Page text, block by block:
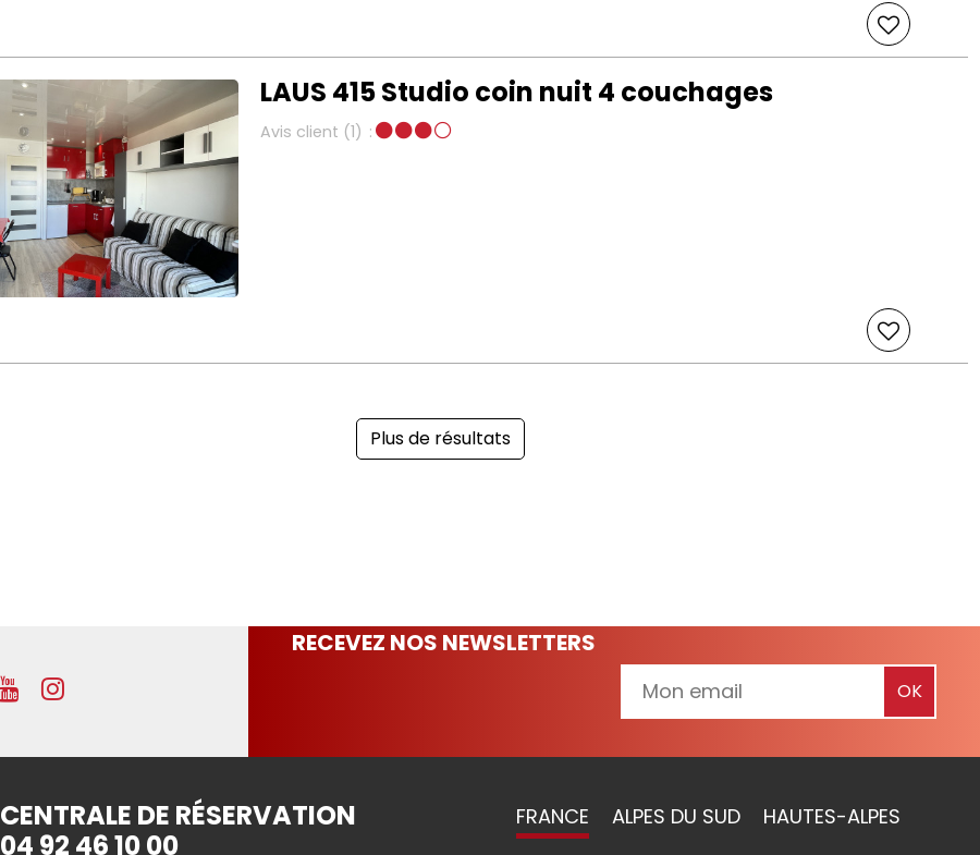
LAUS 415 Studio coin nuit 4 couchages
Avis client (1)
Plus de résultats
RECEVEZ NOS NEWSLETTERS
CENTRALE DE RÉSERVATION
04 92 46 10 00
FRANCE ALPES DU SUD HAUTES-ALPES